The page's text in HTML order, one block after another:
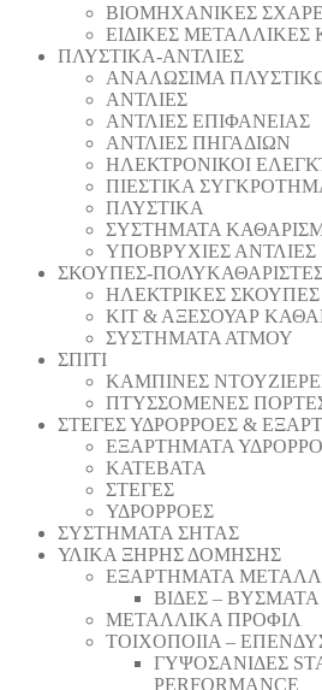
ΒΙΟΜΗΧΑΝΙΚΕΣ
ΕΙΔΙΚΕΣ ΜΕΤΑΛΛΙΚΕΣ
ΠΛΥΣΤΙΚΑ-ΑΝΤΛΙΕΣ
ΑΝΑΛΩΣΙΜΑ
ΑΝΤΛΙΕΣ
ΑΝΤΛΙΕΣ ΕΠΙΦΑΝΕΙΑΣ
ΑΝΤΛΙΕΣ ΠΗΓΑΔΙΩΝ
ΗΛΕΚΤΡΟΝΙΚΟΙ
ΠΙΕΣΤΙΚΑ
ΠΛΥΣΤΙΚΑ
ΣΥΣΤΗΜΑΤΑ
ΥΠΟΒΡΥΧΙΕΣ ΑΝΤΛΙΕΣ
ΣΚΟΥΠΕΣ-
ΗΛΕΚΤΡΙΚΕΣ ΣΚΟΥΠΕΣ
ΚΙΤ & ΑΞΕΣΟΥΑΡ
ΣΥΣΤΗΜΑΤΑ ΑΤΜΟΥ
ΣΠΙΤΙ
ΚΑΜΠΙΝΕΣ
ΠΤΥΣΣΟΜΕΝΕΣ
ΣΤΕΓΕΣ ΥΔΡΟΡΡΟΕΣ &
ΕΞΑΡΤΗΜΑΤΑ
ΚΑΤΕΒΑΤΑ
ΣΤΕΓΕΣ
ΥΔΡΟΡΡΟΕΣ
ΣΥΣΤΗΜΑΤΑ ΣΗΤΑΣ
ΥΛΙΚΑ ΞΗΡΗΣ ΔΟΜΗΣΗΣ
ΕΞΑΡΤΗΜΑΤΑ
ΒΙΔΕΣ – ΒΥΣΜΑΤΑ
ΜΕΤΑΛΛΙΚΑ ΠΡΟΦΙΛ
ΤΟΙΧΟΠΟΙΙΑ –
ΓΥΨΟΣΑΝΙΔΕΣ
PERFORMANCE